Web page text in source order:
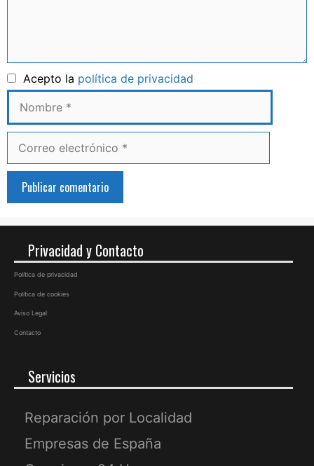
Acepto la política de privacidad
Privacidad y Contacto
Política de privacidad
Política de cookies
Aviso Legal
Contacto
Servicios
Reparación por Localidad
Empresas de España